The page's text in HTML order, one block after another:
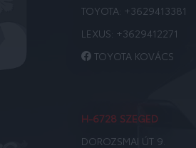
TOYOTA: +3629413381
LEXUS: +3629412271
TOYOTA KOVÁCS
H-6728 SZEGED
DOROZSMAI ÚT 9.